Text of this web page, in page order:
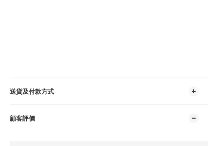
送貨及付款方式
顧客評價